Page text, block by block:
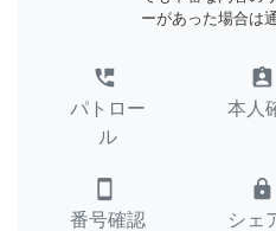
ーがあった場合は
perm_phone_msg
パトロー
ル
assignment_ind
本人
smartphone
番号確認
lock
シェ